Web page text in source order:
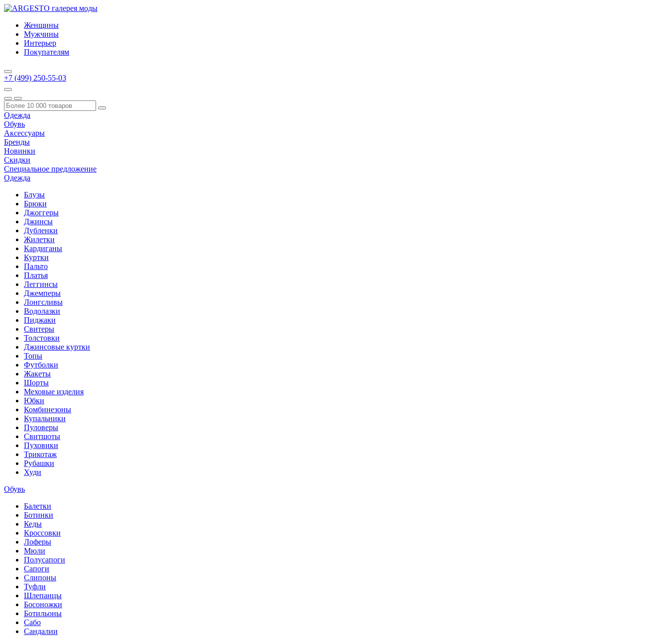
Женщины
Мужчины
Интерьер
Покупателям
+7 (499) 250-55-03
Одежда
Обувь
Аксессуары
Бренды
Новинки
Скидки
Специальное предложение
Одежда
Блузы
Брюки
Джоггеры
Джинсы
Дубленки
Жилетки
Кардиганы
Куртки
Пальто
Платья
Леггинсы
Джемперы
Лонгсливы
Водолазки
Пиджаки
Свитеры
Толстовки
Джинсовые куртки
Топы
Футболки
Жакеты
Шорты
Меховые изделия
Юбки
Комбинезоны
Купальники
Пуловеры
Свитшоты
Пуховики
Трикотаж
Рубашки
Худи
Обувь
Балетки
Ботинки
Кеды
Кроссовки
Лоферы
Мюли
Полусапоги
Сапоги
Слипоны
Туфли
Шлепанцы
Босоножки
Ботильоны
Сабо
Сандалии